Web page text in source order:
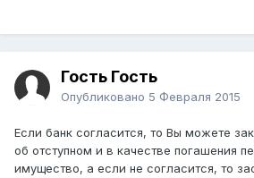
Гость Гость
Опубликовано 5 Февраля 2015
Если банк согласится, то Вы можете
об отступном и в качестве погашения
имущество, а если не согласится, то